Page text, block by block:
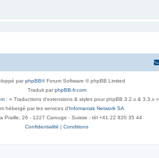
parphpBB® Forum Software © phpBB Limited
Traduit parphpBB-fr.com
: « Traductions d'extensions & styles pour phpBB 3.2.x & 3.3.x »
hébergé par les services d’Infomaniak Network SA
Praille, 26 - 1227 Carouge - Suisse - tél +41 22 820 35 44
Confidentialité | Conditions